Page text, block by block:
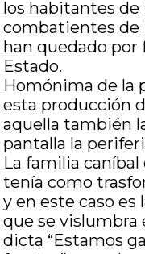
los habitantes de
combatientes de
han quedado por
Estado.
Homónima de la
esta producción
aquella también
pantalla la
La familia
tenía como
y en este caso es
que se vislumbra
dicta “Estamos